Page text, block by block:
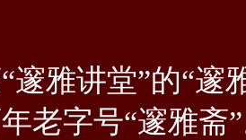
“邃雅讲堂”的“邃
老字号“邃雅斋